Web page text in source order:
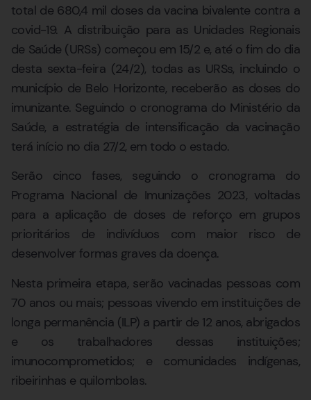
total de 680,4 mil doses da vacina bivalente contra a
covid-19. A distribuição para as Unidades Regionais
de Saúde (URSs) começou em 15/2 e, até o fim do dia
desta sexta-feira (24/2), todas as URSs, incluindo o
município de Belo Horizonte, receberão as doses do
imunizante. Seguindo o cronograma do Ministério da
Saúde, a estratégia de intensificação da vacinação
terá início no dia 27/2, em todo o estado.
Serão cinco fases, seguindo o cronograma do
Programa Nacional de Imunizações 2023, voltadas
para a aplicação de doses de reforço em grupos
prioritários de indivíduos com maior risco de
desenvolver formas graves da doença.
Nesta primeira etapa, serão vacinadas pessoas com
70 anos ou mais; pessoas vivendo em instituições de
longa permanência (ILP) a partir de 12 anos, abrigados
e os trabalhadores dessas instituições;
imunocomprometidos; e comunidades indígenas,
ribeirinhas e quilombolas.